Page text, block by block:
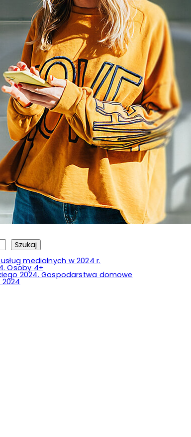
Szukaj
medialnych w 2024 r.
Osoby 4+
2024. Gospodarstwa domowe
2024